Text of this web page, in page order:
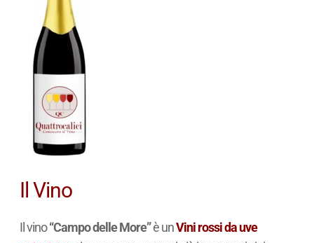
Il Vino
Il vino“Campo delle More”è unVini rossi da uve